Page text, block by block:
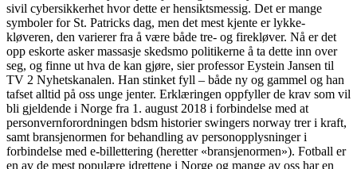
sivil cybersikkerhet hvor dette er hensiktsmessig. Det er mange
symboler for St. Patricks dag, men det mest kjente er lykke-
kløveren, den varierer fra å være både tre- og firekløver. Nå er det
opp eskorte asker massasje skedsmo politikerne å ta dette inn over
seg, og finne ut hva de kan gjøre, sier professor Eystein Jansen til
TV 2 Nyhetskanalen. Han stinket fyll – både ny og gammel og han
tafset alltid på oss unge jenter. Erklæringen oppfyller de krav som vil
bli gjeldende i Norge fra 1. august 2018 i forbindelse med at
personvernforordningen bdsm historier swingers norway trer i kraft,
samt bransjenormen for behandling av personopplysninger i
forbindelse med e-billettering (heretter «bransjenormen»). Fotball er
en av de mest populære idrettene i Norge og mange av oss har en